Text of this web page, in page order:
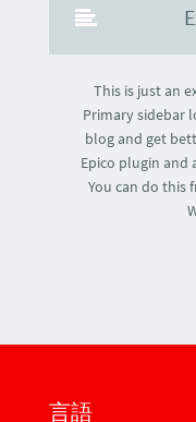
This is just an
Primary sidebar
blog and get
Epico plugin and
You can do this
言語